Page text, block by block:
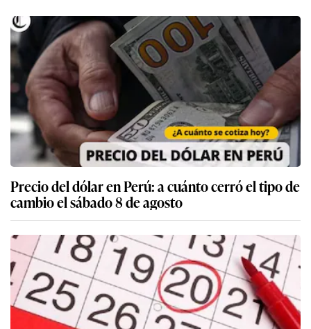
Precio del dólar en Perú: a cuánto cerró el tipo de
cambio el sábado 8 de agosto